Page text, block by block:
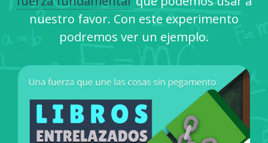
nuestro favor. Con este experimento
podremos ver un ejemplo.